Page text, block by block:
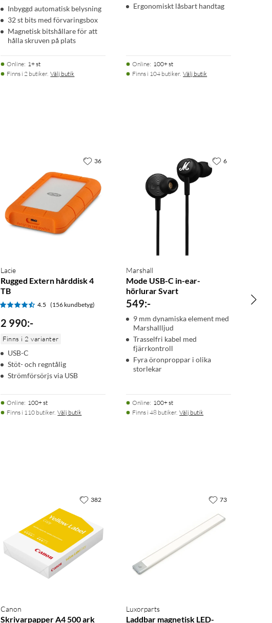
Inbyggd automatisk belysning
32 st bits med förvaringsbox
Magnetisk bitshållare för att
hålla skruven på plats
Online: 1+ st
Finns i 2 butiker. Välj butik
Ergonomiskt låsbart handtag
Online: 100+ st
Finns i 104 butiker. Välj butik
Lacie
Rugged Extern hårddisk 4
TB
4.5 (156 kundbetyg)
2 990:-
Finns i 2 varianter
USB-C
Stöt- och regntålig
Strömförsörjs via USB
Online: 100+ st
Finns i 110 butiker. Välj butik
36
Marshall
Mode USB-C in-ear-
hörlurar Svart
549:-
9 mm dynamiska element med
Marshallljud
Trasselfri kabel med
fjärrkontroll
Fyra öronproppar i olika
storlekar
Online: 100+ st
Finns i 48 butiker. Välj butik
6
Canon
Skrivarpapper A4 500 ark
382
Luxorparts
Laddbar magnetisk LED-
73